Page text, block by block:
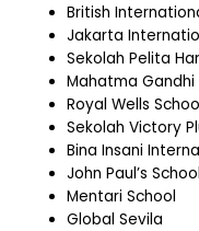
British
Jakarta
Sekolah Pelita
Mahatma Gandhi
Royal Wells
Sekolah Victory
Bina Insani
John Paul’s School
Mentari School
Global Sevila